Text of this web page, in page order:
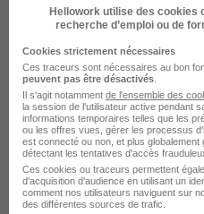
Voir l’offre
Engineering
Paris - 75 CDI
90 000 -
Télétravail occasionnel
Voir l’offre
Hellowork utilise des
recherche d’emploi ou de
Cookies strictement nécessaires
Ces traceurs sont nécessaires au bon
peuvent pas être désactivés
Il s'agit notamment de l'ensemble des
la session de l'utilisateur active pendant
informations temporaires telles que les
ou les offres vues, gérer les processus
est connecté ou non, et plus
détectant les tentatives d'accès
Ces cookies ou traceurs permettent
d'acquisition d'audience en utilisant un
comment nos utilisateurs naviguent sur
des différentes sources de trafic.